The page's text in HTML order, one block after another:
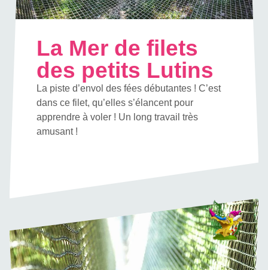
La Mer de filets
des petits Lutins
La piste d’envol des fées débutantes ! C’est
dans ce filet, qu’elles s’élancent pour
apprendre à voler ! Un long travail très
amusant !